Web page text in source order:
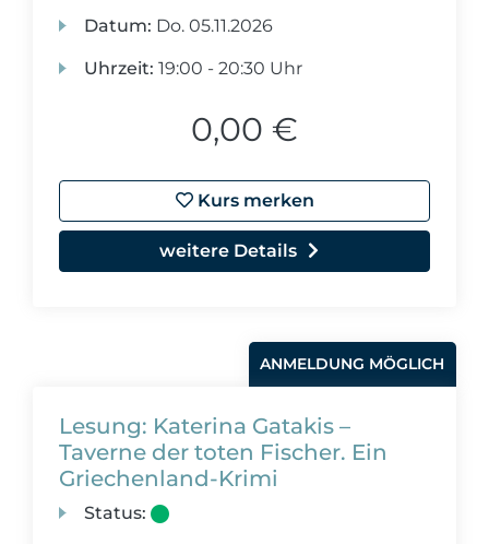
Datum: Do. 05.11.2026
Uhrzeit: 19:00 - 20:30 Uhr
0,00 €
Kurs merken
weitere Details
ANMELDUNG MÖGLICH
Lesung: Katerina Gatakis –
Taverne der toten Fischer. Ein
Griechenland-Krimi
Status: